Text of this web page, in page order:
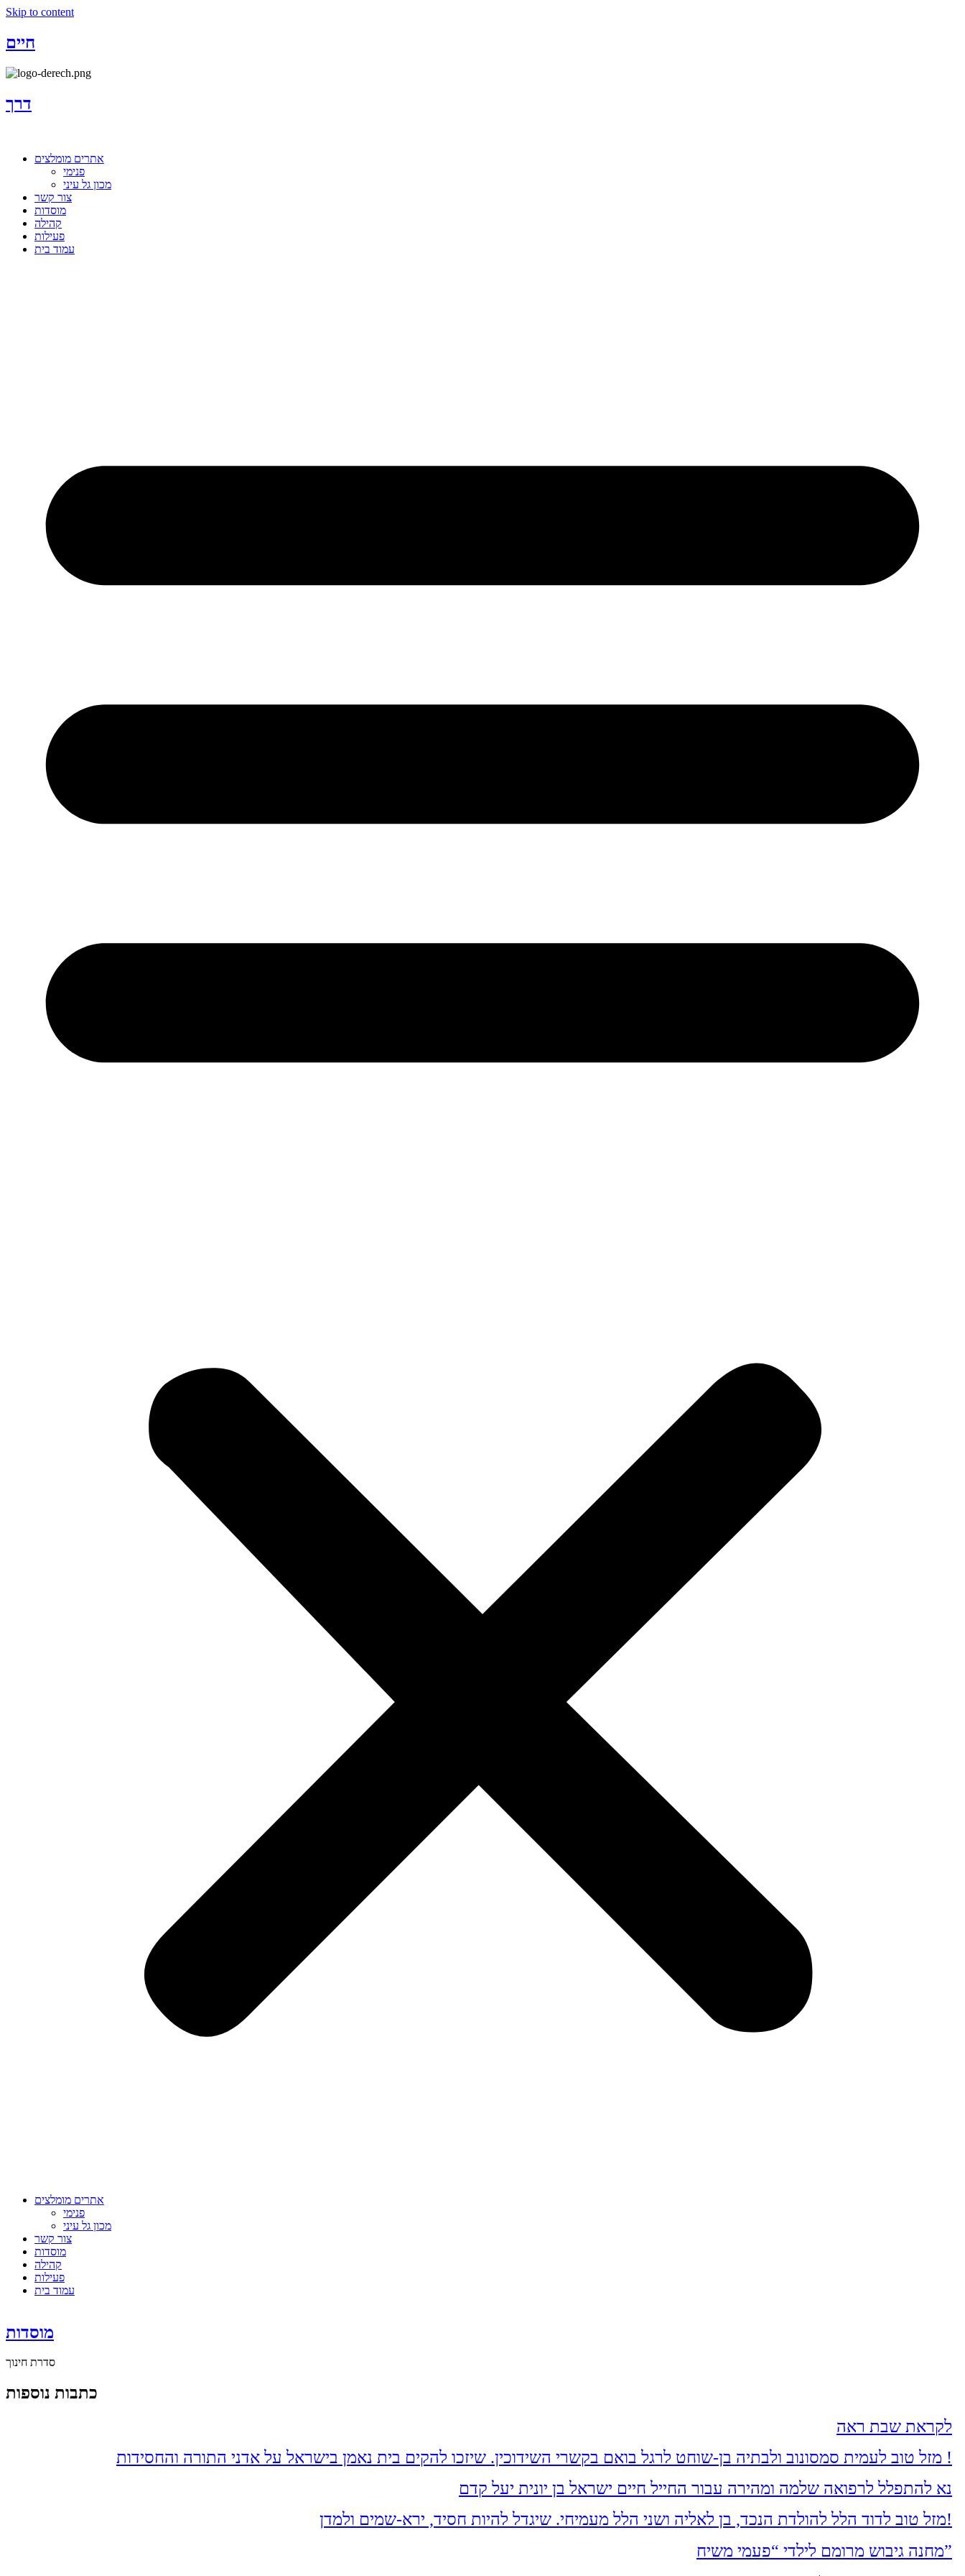
Skip to content
חיים
דרך
אתרים מומלצים
פנימי
מכון גל עיני
צור קשר
מוסדות
קהילה
פעילות
עמוד בית
אתרים מומלצים
פנימי
מכון גל עיני
צור קשר
מוסדות
קהילה
פעילות
עמוד בית
מוסדות
סדרת חינוך
כתבות נוספות
לקראת שבת ראה
מזל טוב לעמית סמסונוב ולבתיה בן-שוחט לרגל בואם בקשרי השידוכין. שיזכו להקים בית נאמן בישראל על אדני התורה והחסידות !
נא להתפלל לרפואה שלמה ומהירה עבור החייל חיים ישראל בן יונית יעל קדם
מזל טוב לדוד הלל להולדת הנכד, בן לאליה ושני הלל מעמיחי. שיגדל להיות חסיד, ירא-שמים ולמדן!
מחנה גיבוש מרומם לילדי “פעמי משיח”